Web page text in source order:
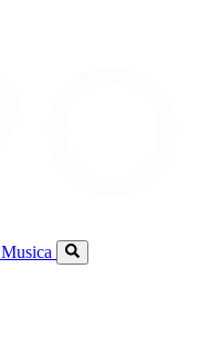
Musica